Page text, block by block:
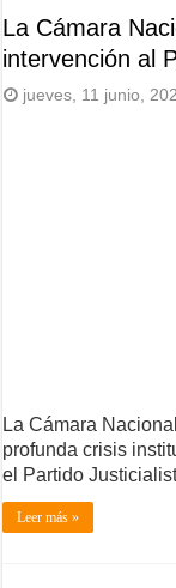
La Cámara
intervención al
jueves, 11 junio,
La Cámara
profunda crisis
el Partido
Leer más »